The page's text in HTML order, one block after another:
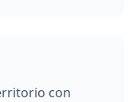
con